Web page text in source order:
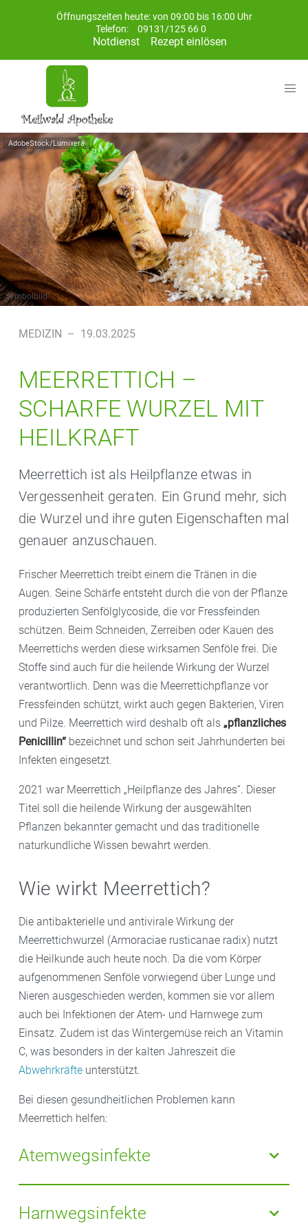
Öffnungszeiten heute: von 09:00 bis 16:00 Uhr
Telefon:
09131/125 66 0
Notdienst Rezept einlösen
AdobeStock/Lumixera
Symbolbild
MEDIZIN – 19.03.2025
MEERRETTICH –
SCHARFE WURZEL MIT
HEILKRAFT
Meerrettich ist als Heilpflanze etwas in
Vergessenheit geraten. Ein Grund mehr, sich
die Wurzel und ihre guten Eigenschaften mal
genauer anzuschauen.
Frischer Meerrettich treibt einem die Tränen in die
Augen. Seine Schärfe entsteht durch die von der Pflanze
produzierten Senfölglycoside, die vor Fressfeinden
schützen. Beim Schneiden, Zerreiben oder Kauen des
Meerrettichs werden diese wirksamen Senföle frei. Die
Stoffe sind auch für die heilende Wirkung der Wurzel
verantwortlich. Denn was die Meerrettichpflanze vor
Fressfeinden schützt, wirkt auch gegen Bakterien, Viren
und Pilze. Meerrettich wird deshalb oft als „pflanzliches
Penicillin“ bezeichnet und schon seit Jahrhunderten bei
Infekten eingesetzt.
2021 war Meerrettich „Heilpflanze des Jahres“. Dieser
Titel soll die heilende Wirkung der ausgewählten
Pflanzen bekannter gemacht und das traditionelle
naturkundliche Wissen bewahrt werden.
Wie wirkt Meerrettich?
Die antibakterielle und antivirale Wirkung der
Meerrettichwurzel (Armoraciae rusticanae radix) nutzt
die Heilkunde auch heute noch. Da die vom Körper
aufgenommenen Senföle vorwiegend über Lunge und
Nieren ausgeschieden werden, kommen sie vor allem
auch bei Infektionen der Atem- und Harnwege zum
Einsatz. Zudem ist das Wintergemüse reich an Vitamin
C, was besonders in der kalten Jahreszeit die
Abwehrkräfte unterstützt.
Bei diesen gesundheitlichen Problemen kann
Meerrettich helfen:
Atemwegsinfekte
Pflanzliche Präparate aus Meerrettich und
Kapuzinerkresse, die ebenfalls Senfölglycoside
enthält, werden bei Infektionen der Atemwege
Harnwegsinfekte